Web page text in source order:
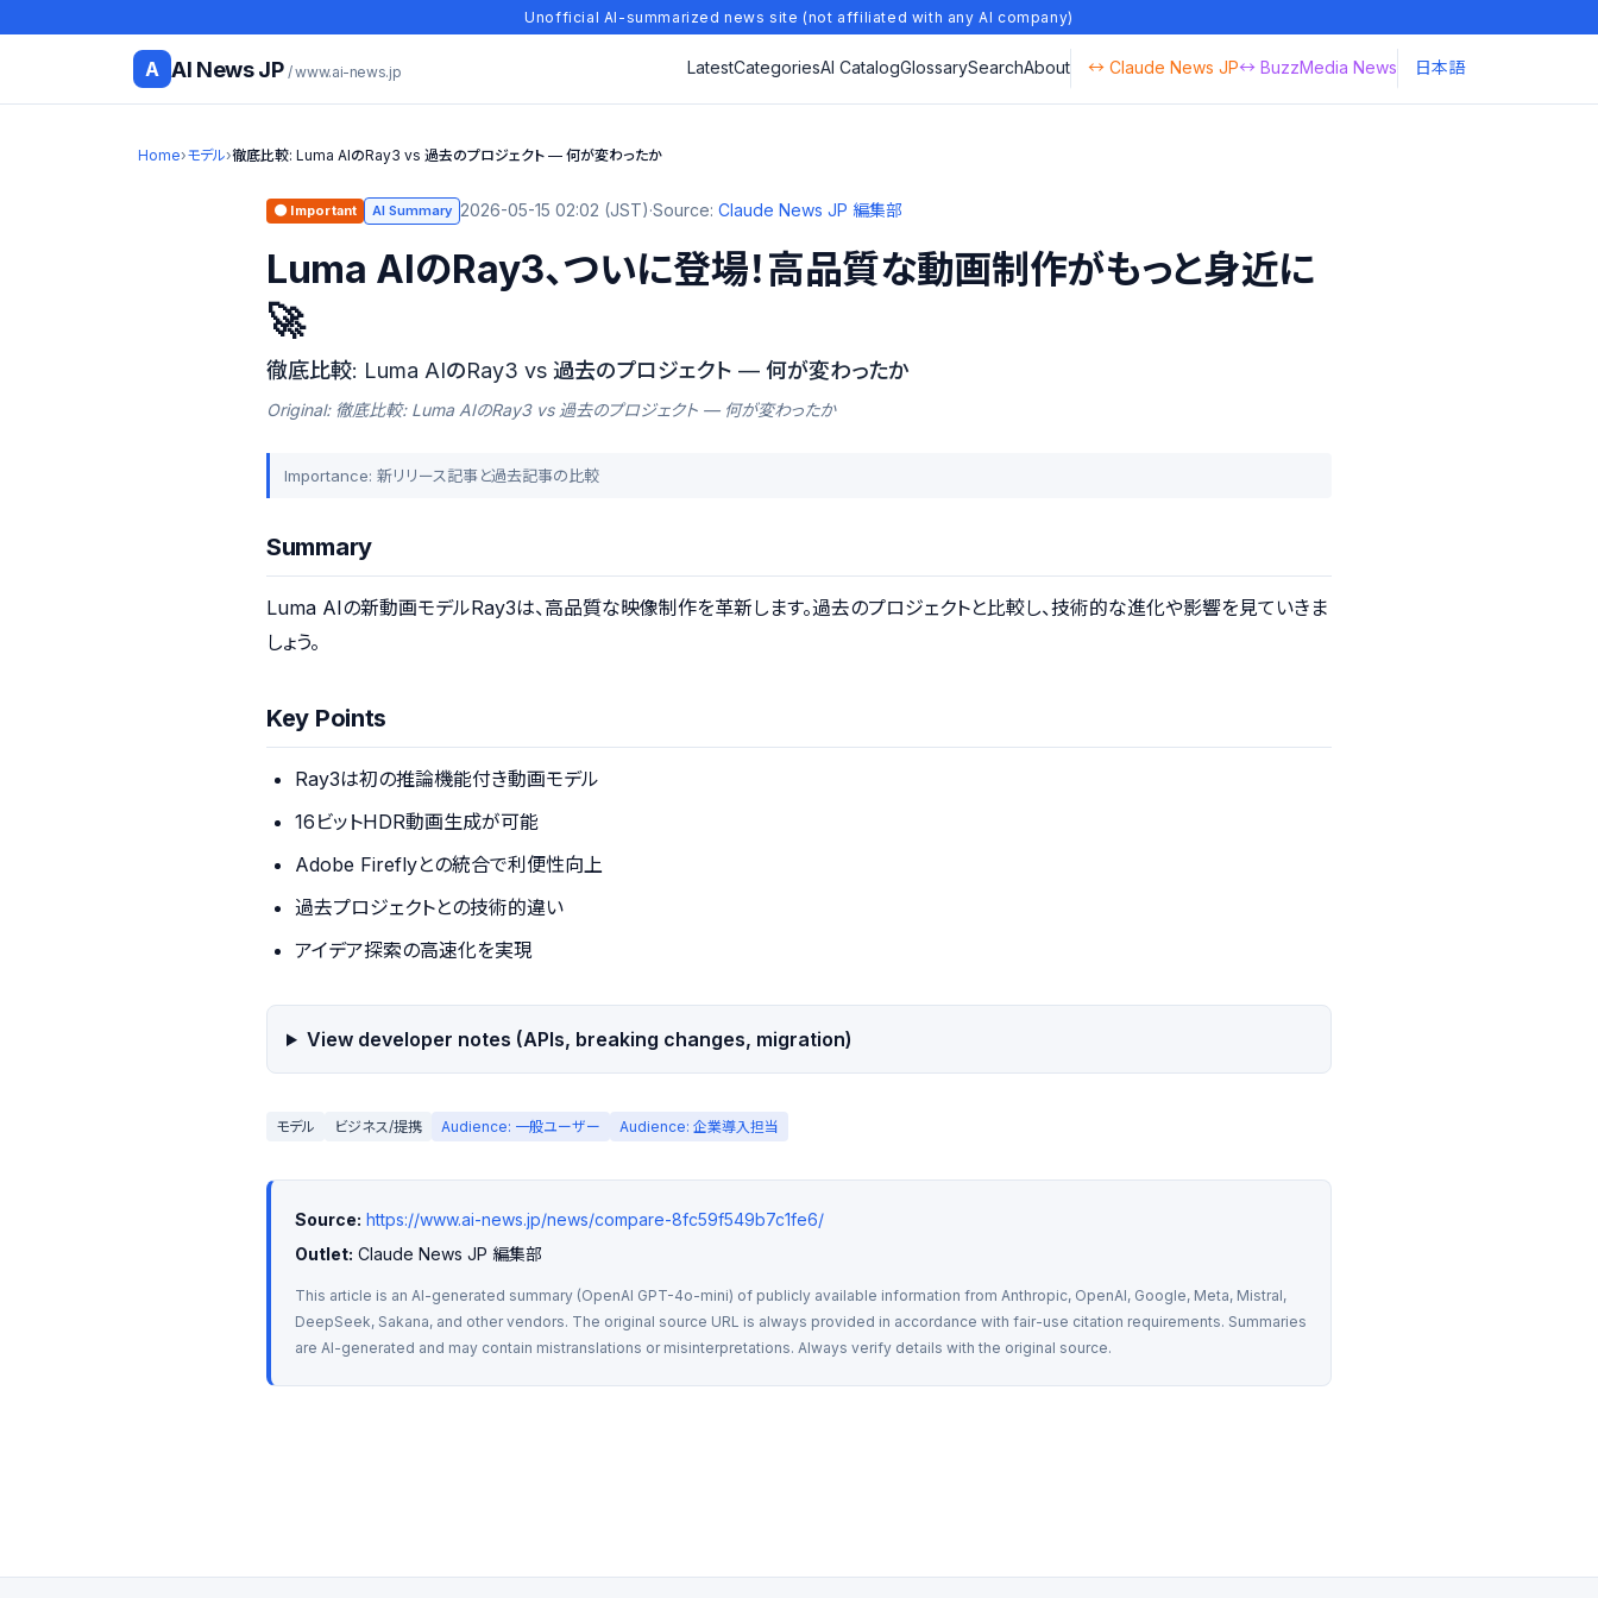
Unofficial AI-summarized news site (not affiliated with any AI company)
A AI News JP / www.ai-news.jp LatestCategoriesAI CatalogGlossarySearchAbout ↔ Claude News JP↔ BuzzMedia News 日本語
Home›モデル›徹底比較: Luma AIのRay3 vs 過去のプロジェクト — 何が変わったか
🟠 Important AI Summary 2026-05-15 02:02 (JST)·Source:Claude News JP 編集部
Luma AIのRay3、ついに登場！高品質な動画制作がもっと身近に
🚀
徹底比較: Luma AIのRay3 vs 過去のプロジェクト — 何が変わったか
Original: 徹底比較: Luma AIのRay3 vs 過去のプロジェクト — 何が変わったか
Importance: 新リリース記事と過去記事の比較
Summary
Luma AIの新動画モデルRay3は、高品質な映像制作を革新します。過去のプロジェクトと比較し、技術的な進化や影響を見ていきま
しょう。
Key Points
Ray3は初の推論機能付き動画モデル
16ビットHDR動画生成が可能
Adobe Fireflyとの統合で利便性向上
過去プロジェクトとの技術的違い
アイデア探索の高速化を実現
View developer notes (APIs, breaking changes, migration)
モデル ビジネス/提携 Audience: 一般ユーザー Audience: 企業導入担当
Source: https://www.ai-news.jp/news/compare-8fc59f549b7c1fe6/
Outlet: Claude News JP 編集部
This article is an AI-generated summary (OpenAI GPT-4o-mini) of publicly available information from Anthropic, OpenAI, Google, Meta, Mistral,
DeepSeek, Sakana, and other vendors. The original source URL is always provided in accordance with fair-use citation requirements. Summaries
are AI-generated and may contain mistranslations or misinterpretations. Always verify details with the original source.